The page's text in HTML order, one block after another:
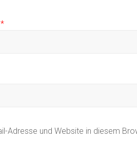
*
Adresse und Website in diesem